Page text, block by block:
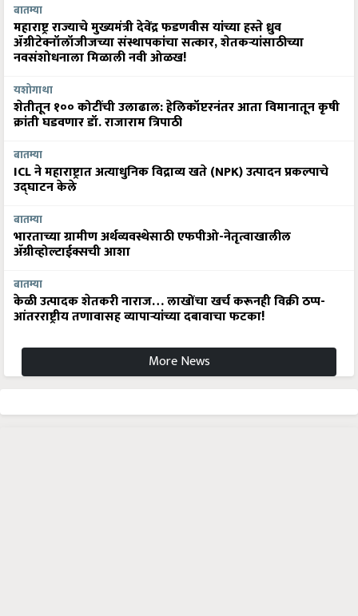
बातम्या
महाराष्ट्र राज्याचे मुख्यमंत्री देवेंद्र फडणवीस यांच्या हस्ते ध्रुव
ॲग्रीटेक्नॉलॉजीजच्या संस्थापकांचा सत्कार, शेतकऱ्यांसाठीच्या
नवसंशोधनाला मिळाली नवी ओळख!
यशोगाथा
शेतीतून १०० कोटींची उलाढाल: हेलिकॉप्टरनंतर आता विमानातून कृषी
क्रांती घडवणार डॉ. राजाराम त्रिपाठी
बातम्या
ICL ने महाराष्ट्रात अत्याधुनिक विद्राव्य खते (NPK) उत्पादन प्रकल्पाचे
उद्घाटन केले
बातम्या
भारताच्या ग्रामीण अर्थव्यवस्थेसाठी एफपीओ-नेतृत्वाखालील
अ‍ॅग्रीव्होल्टाईक्सची आशा
बातम्या
केळी उत्पादक शेतकरी नाराज… लाखोंचा खर्च करूनही विक्री ठप्प-
आंतरराष्ट्रीय तणावासह व्यापाऱ्यांच्या दबावाचा फटका!
More News